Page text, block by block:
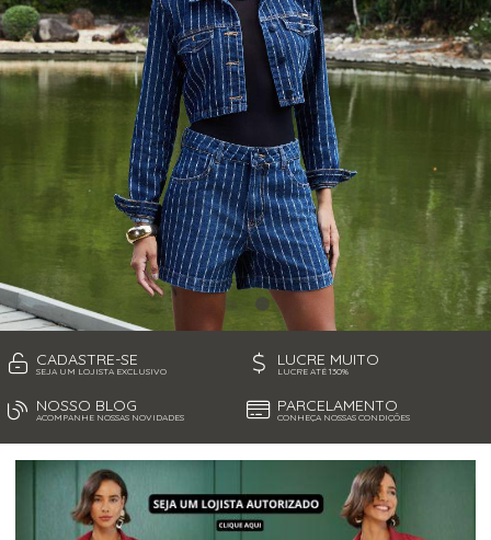
JAQUETAS
MACACÃO E MACAQUINHO
SAIAS
SHORTS
TOPPER
VESTIDOS
CADASTRE-SE
SEJA UM LOJISTA EXCLUSIVO
LUCRE MUITO
LUCRE ATÉ 130%
NOSSO BLOG
ACOMPANHE NOSSAS NOVIDADES
PARCELAMENTO
CONHEÇA NOSSAS CONDIÇÕES